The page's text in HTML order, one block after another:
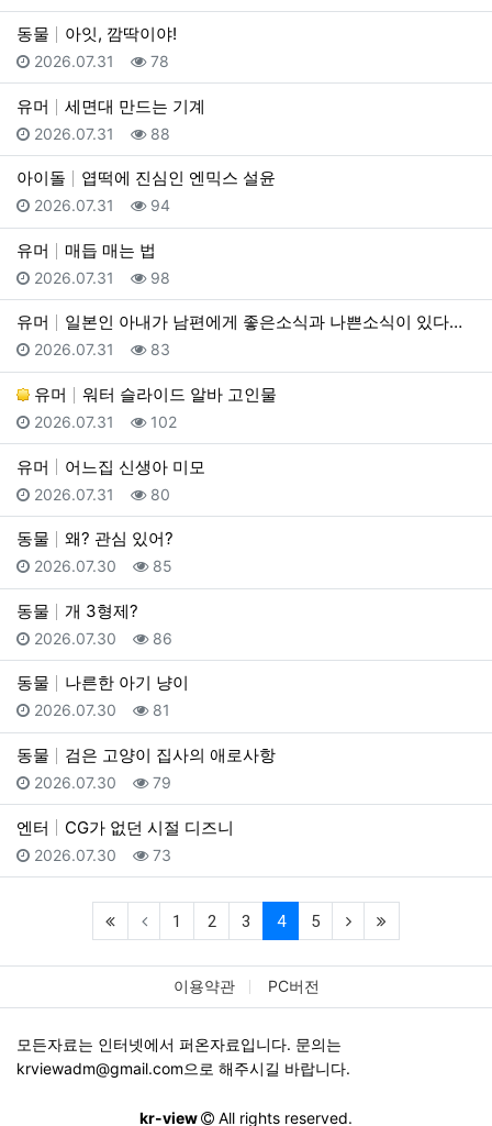
동물 아잇, 깜딱이야!
등록일
2026.07.31 조회
78
유머 세면대 만드는 기계
등록일
2026.07.31 조회
88
아이돌 엽떡에 진심인 엔믹스 설윤
등록일
2026.07.31 조회
94
유머 매듭 매는 법
등록일
2026.07.31 조회
98
유머 일본인 아내가 남편에게 좋은소식과 나쁜소식이 있다고 함
등록일
2026.07.31 조회
83
유머 워터 슬라이드 알바 고인물
등록일
2026.07.31 조회
102
유머 어느집 신생아 미모
등록일
2026.07.31 조회
80
동물 왜? 관심 있어?
등록일
2026.07.30 조회
85
동물 개 3형제?
등록일
2026.07.30 조회
86
동물 나른한 아기 냥이
등록일
2026.07.30 조회
81
동물 검은 고양이 집사의 애로사항
등록일
2026.07.30 조회
79
엔터 CG가 없던 시절 디즈니
등록일
2026.07.30 조회
73
(first) 1 2 3 4(current)
5 (next)
이용약관 PC버전
모든자료는 인터넷에서 퍼온자료입니다. 문의는
krviewadm@gmail.com으로 해주시길 바랍니다.
kr-view All rights reserved.